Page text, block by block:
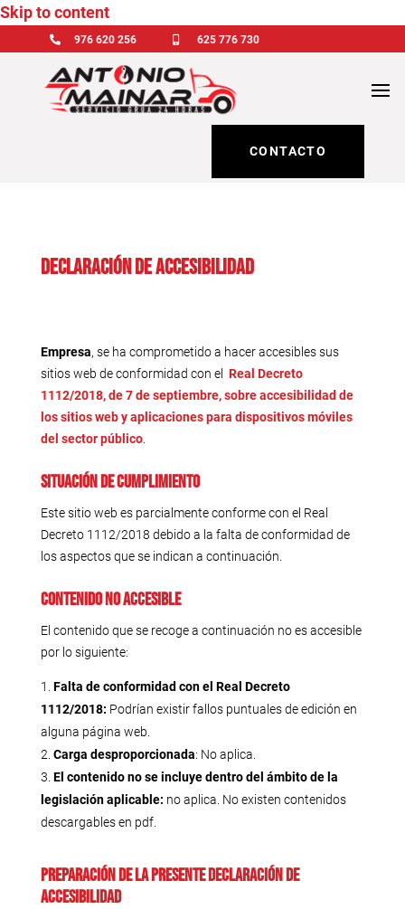
Skip to content
 976 620 256  625 776 730
CONTACTO
Declaración de accesibilidad
Empresa, se ha comprometido a hacer accesibles sus
sitios web de conformidad con el Real Decreto
1112/2018, de 7 de septiembre, sobre accesibilidad de
los sitios web y aplicaciones para dispositivos móviles
del sector público.
Situación de cumplimiento
Este sitio web es parcialmente conforme con el Real
Decreto 1112/2018 debido a la falta de conformidad de
los aspectos que se indican a continuación.
Contenido no accesible
El contenido que se recoge a continuación no es accesible
por lo siguiente:
Falta de conformidad con el Real Decreto
1112/2018: Podrían existir fallos puntuales de edición en
alguna página web.
Carga desproporcionada: No aplica.
El contenido no se incluye dentro del ámbito de la
legislación aplicable: no aplica. No existen contenidos
descargables en pdf.
Preparación de la presente declaración de
accesibilidad